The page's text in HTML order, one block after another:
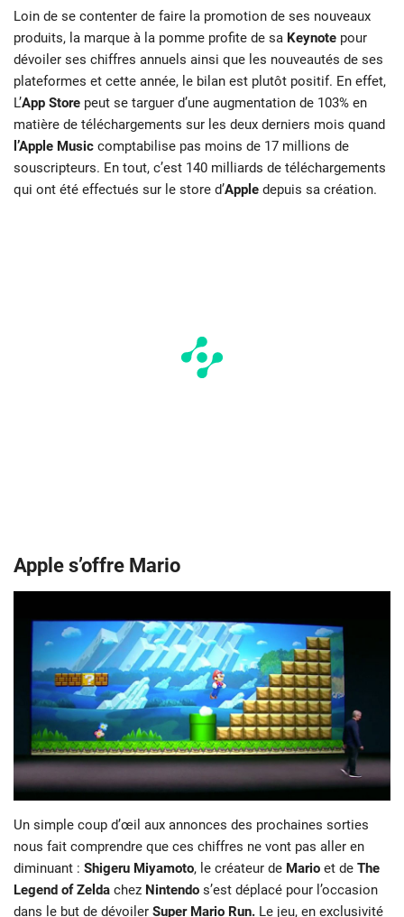
Loin de se contenter de faire la promotion de ses nouveaux
produits, la marque à la pomme profite de sa Keynote pour
dévoiler ses chiffres annuels ainsi que les nouveautés de ses
plateformes et cette année, le bilan est plutôt positif. En effet,
L’App Store peut se targuer d’une augmentation de 103% en
matière de téléchargements sur les deux derniers mois quand
l’Apple Music comptabilise pas moins de 17 millions de
souscripteurs. En tout, c’est 140 milliards de téléchargements
qui ont été effectués sur le store d’Apple depuis sa création.
Apple s’offre Mario
Un simple coup d’œil aux annonces des prochaines sorties
nous fait comprendre que ces chiffres ne vont pas aller en
diminuant : Shigeru Miyamoto, le créateur de Mario et de The
Legend of Zelda chez Nintendo s’est déplacé pour l’occasion
dans le but de dévoiler Super Mario Run. Le jeu, en exclusivité